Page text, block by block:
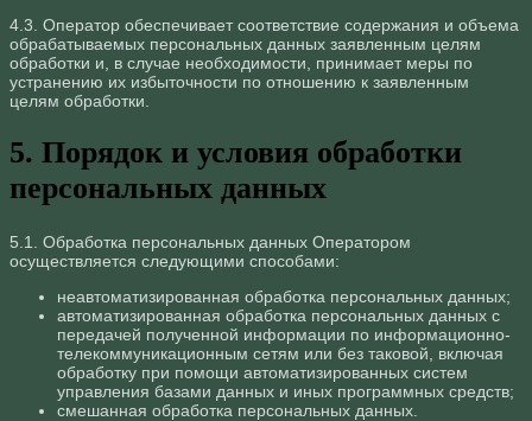
4.3. Оператор обеспечивает соответствие содержания и объема
обрабатываемых персональных данных заявленным целям
обработки и, в случае необходимости, принимает меры по
устранению их избыточности по отношению к заявленным
целям обработки.
5. Порядок и условия обработки
персональных данных
5.1. Обработка персональных данных Оператором
осуществляется следующими способами:
неавтоматизированная обработка персональных данных;
автоматизированная обработка персональных данных с
передачей полученной информации по информационно-
телекоммуникационным сетям или без таковой, включая
обработку при помощи автоматизированных систем
управления базами данных и иных программных средств;
смешанная обработка персональных данных.